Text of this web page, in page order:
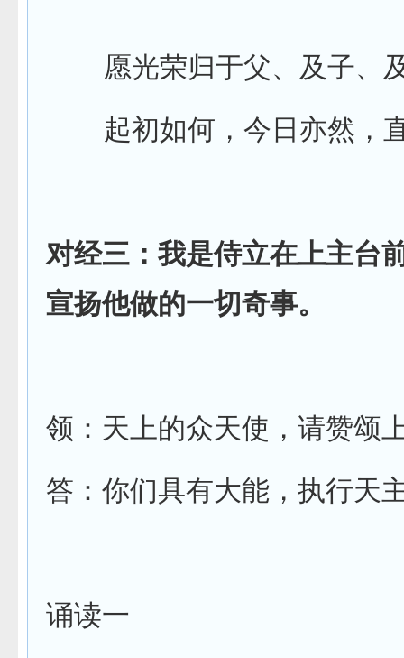
愿光荣归于父、及子、
起初如何，今日亦然，
对经三：我是侍立在上主台
宣扬他做的一切奇事。
领：天上的众天使，请赞颂
答：你们具有大能，执行天
诵读一